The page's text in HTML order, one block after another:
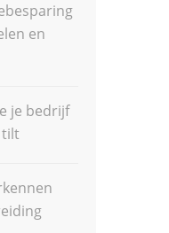
en
je bedrijf
tilt